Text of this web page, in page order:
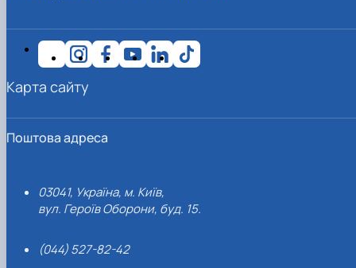
Поштова адреса
03041, Україна, м. Київ,
вул. Героїв Оборони, буд. 15.
(044) 527-82-42
Карта сайту